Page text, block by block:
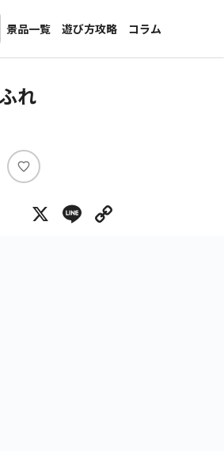
景品一覧
新着景品
カテゴリ一覧
遊び方攻略
コラム
インタビュー
れ
い
ね
X Line